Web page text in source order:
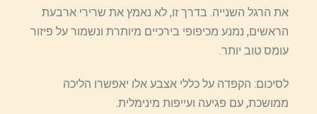
את הרגל השנייה. בדרך זו, לא נאמץ את שרירי ארבעת
הראשים, נמנע מכיפופי בירכיים מיותרת ונשמור על פיזור
עומס טוב יותר.
לסיכום: הקפדה על כללי אצבע אלו יאפשרו הליכה
ממושכת, עם פגיעה ועייפות מינימלית.